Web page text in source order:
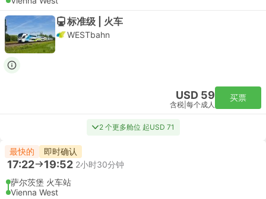
标准级 | 火车
WESTbahn
USD 59
含税 每个成人
买票
2 个更多舱位 起USD 71
最快的 即时确认
17:22 19:52 2小时30分钟
萨尔茨堡 火车站
Vienna West